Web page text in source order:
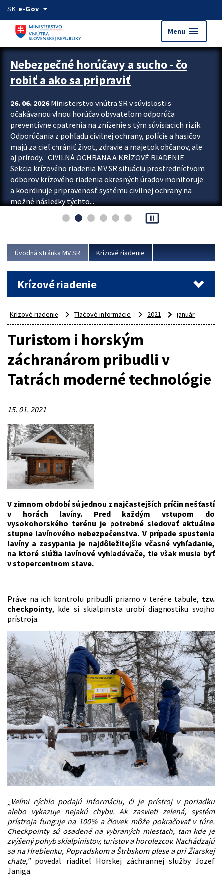
Preskocit na hlavný obsah
SK e-Govarrow_drop_down
Menu menu
Zastavit automatický posun upútavok
Nebezpečné horúčavy a sucho - čo
robiť a ako sa pripraviť
26. 06. 2026Ministerstvo vnútra SR v súvislosti s
očakávanou vlnou horúčav obyvateľom odporúča
preventívne opatrenia na zníženie s tým súvisiacich rizík.
Odporúčania z pohľadu civilnej ochrany, polície a hasičov
majú za cieľ chrániť život, zdravie a majetok občanov, ale
aj prírody. CIVILNÁ OCHRANA A KRÍZOVÉ RIADENIE
Sekcia krízového riadenia MV SR situáciu prostredníctvom
odborov krízového riadenia okresných úradov monitoruje
a koordinuje pripravenosť systému civilnej ochrany na
možné následky týchto...
pause_presentation
Úvodná stránka MV SR Krízové riadenie
Krízové riadenie
Krízové riadenie Tlačové informácie 2021 január
Turistom i horským
záchranárom pribudli v
Tatrách moderné technológie
15. 01. 2021
V zimnom období sú jednou z najčastejších príčin nešťastí
v horách lavíny. Pred každým vstupom do
vysokohorského terénu je potrebné sledovať aktuálne
stupne lavínového nebezpečenstva. V prípade spustenia
lavíny a zasypania je najdôležitejšie včasné vyhľadanie,
na ktoré slúžia lavínové vyhľadávače, tie však musia byť
v stopercentnom stave.
Práve na ich kontrolu pribudli priamo v teréne tabule, tzv.
checkpointy, kde si skialpinista urobí diagnostiku svojho
prístroja.
„Veľmi rýchlo podajú informáciu, či je prístroj v poriadku
alebo vykazuje nejakú chybu. Ak zasvieti zelená, systém
prístroja funguje na 100% a človek môže pokračovať v túre.
Checkpointy sú osadené na vybraných miestach, tam kde je
zvýšený pohyb skialpinistov, turistov a horolezcov. Nachádzajú
sa na Hrebienku, Popradskom a Štrbskom plese a pri Žiarskej
chate,"povedal riaditeľ Horskej záchrannej služby Jozef
Janiga.